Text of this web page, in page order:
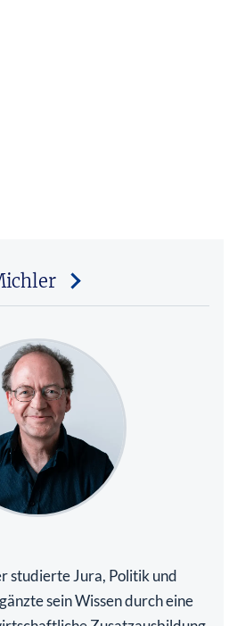
studierte Jura, Politik und
sein Wissen durch eine